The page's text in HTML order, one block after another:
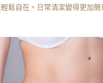
鬆自在。日常清潔變得更加